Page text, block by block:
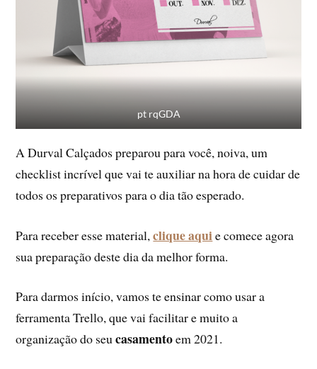
pt rqGDA
A Durval Calçados preparou para você, noiva, um
checklist incrível que vai te auxiliar na hora de cuidar de
todos os preparativos para o dia tão esperado.
Para receber esse material,clique aquie comece agora
sua preparação deste dia da melhor forma.
Para darmos início, vamos te ensinar como usar a
ferramenta Trello, que vai facilitar e muito a
organização do seucasamentoem 2021.